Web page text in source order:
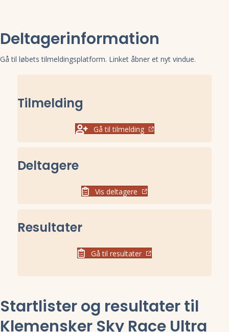
Deltagerinformation
Gå til løbets tilmeldingsplatform. Linket åbner et nyt vindue.
Tilmelding
Gå til tilmelding
Deltagere
Vis deltagere
Resultater
Gå til resultater
Startlister og resultater til
Klemensker Sky Race Ultra